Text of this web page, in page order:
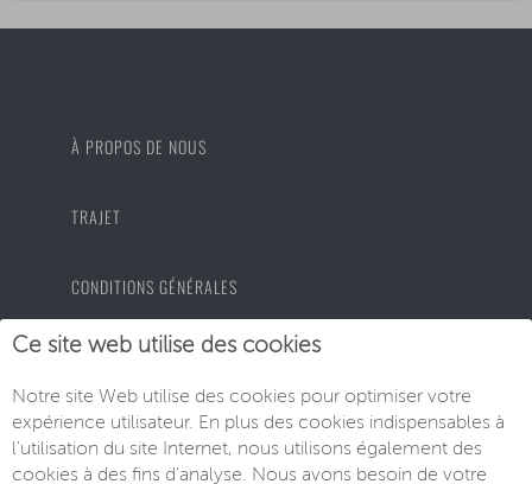
À PROPOS DE NOUS
TRAJET
CONDITIONS GÉNÉRALES
PROTECTION DES DONNÉES
MENTIONS LÉGALES
Ce site web utilise des cookies
Notre site Web utilise des cookies pour optimiser votre
expérience utilisateur. En plus des cookies indispensables à
l'utilisation du site Internet, nous utilisons également des
cookies à des fins d'analyse. Nous avons besoin de votre